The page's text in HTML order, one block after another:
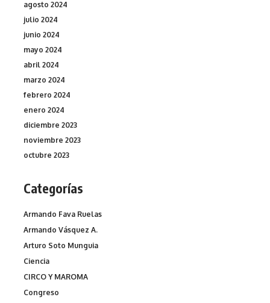
agosto 2024
julio 2024
junio 2024
mayo 2024
abril 2024
marzo 2024
febrero 2024
enero 2024
diciembre 2023
noviembre 2023
octubre 2023
Categorías
Armando Fava Ruelas
Armando Vásquez A.
Arturo Soto Munguia
Ciencia
CIRCO Y MAROMA
Congreso